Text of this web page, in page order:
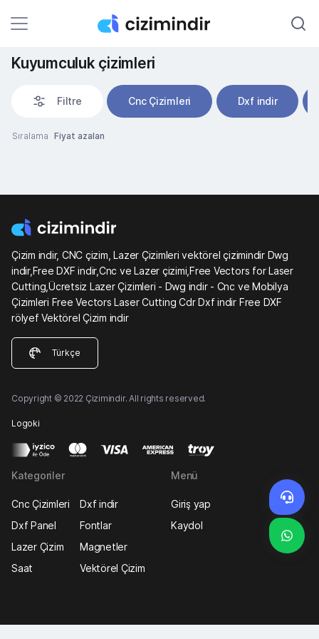
Kuyumculuk çizimleri
Filtre Cnc Çizimleri Dxf indir
Sıralama Fiyat azalan
Çizim indir, CNC çizim, Lazer Çizimleri vektörel çizimindir Dwg
indir,Free DXF indir,Cnc ve Lazer çizimi,Free Vectors for Laser
Cutting,Ücretsiz Lazer Çizimleri - Dwg indir - Cnc ve Mobilya
Çizimleri Free Vectors Laser Cutting Cdr Dxf indir Free DXF
rölyef Vektörel Çizim indir
Türkçe
Copyright © 2022 Çizimindir. All rights reserved.
Logoki
Kategoriler
Cnc Çizimleri
Dxf indir
Dxf Panel
Fontlar
Lazer Çizim
Magnetler
Saat
Vektörel Çizim
Menü
Giriş yap
Kaydol